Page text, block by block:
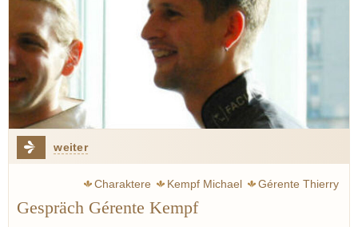
weiter
Charaktere Kempf Michael
Gérente Thierry
Weltkulturerbe
Frankreich Käse
Gespräch Gérente Kempf